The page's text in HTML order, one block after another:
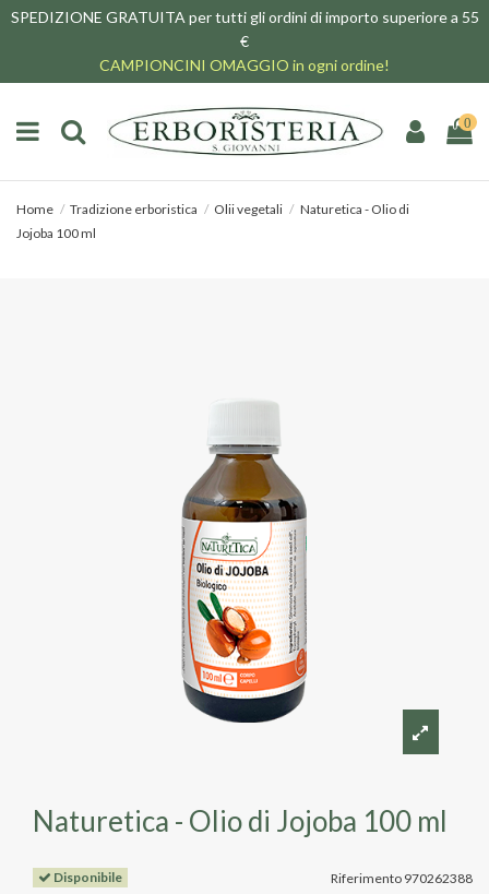
SPEDIZIONE GRATUITA per tutti gli ordini di importo superiore a 55
€
CAMPIONCINI OMAGGIO in ogni ordine!
0
Home Tradizione erboristica Olii vegetali
Naturetica - Olio di
Jojoba 100 ml
Naturetica - Olio di Jojoba 100 ml
Riferimento 970262388
Disponibile